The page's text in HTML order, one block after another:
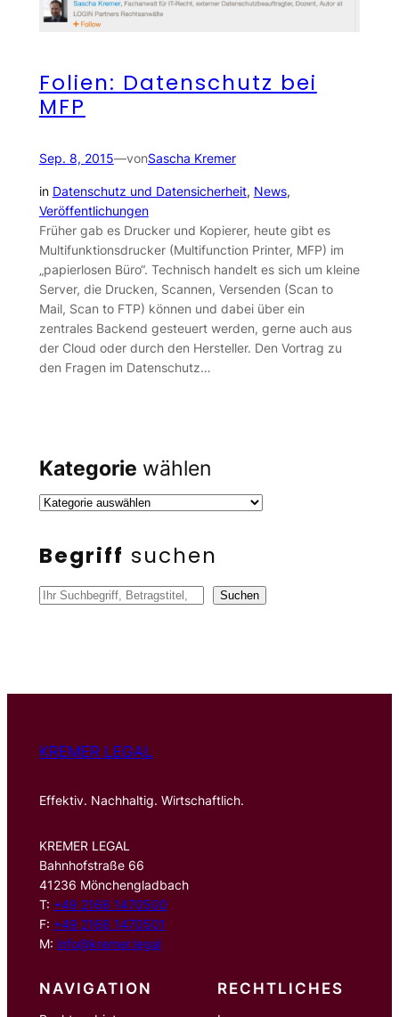
Folien: Datenschutz bei
MFP
Sep. 8, 2015—vonSascha Kremer
in Datenschutz und Datensicherheit, News
Veröffentlichungen
Früher gab es Drucker und Kopierer, heute gibt es
Multifunktionsdrucker (Multifunction Printer, MFP) im
„papierlosen Büro“. Technisch handelt es sich um kleine
Server, die Drucken, Scannen, Versenden (Scan to
Mail, Scan to FTP) können und dabei über ein
zentrales Backend gesteuert werden, gerne auch aus
der Cloud oder durch den Hersteller. Den Vortrag zu
den Fragen im Datenschutz…
Kategorie wählen
Begriff suchen
S
n
Suchen
KREMER LEGAL
Effektiv. Nachhaltig. Wirtschaftlich.
KREMER LEGAL
Bahnhofstraße 66
41236 Mönchengladbach
T: +49 2166 1470500
F: +49 2166 1470501
M: info@kremer.legal
NAVIGATION RECHTLICHES